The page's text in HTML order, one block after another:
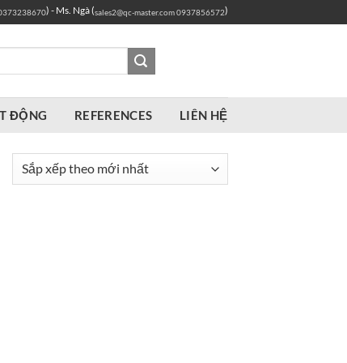
) - Ms. Ngà (sales2@qc-master.com0937856572)
ĐỘNG REFERENCES LIÊN HỆ